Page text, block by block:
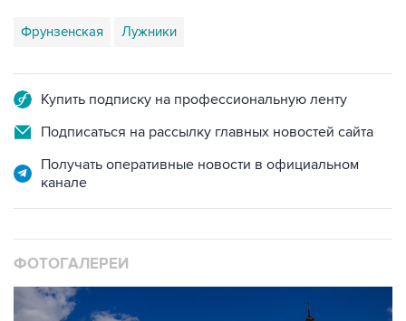
Фрунзенская Лужники
Купить подписку на профессиональную ленту
Подписаться на рассылку главных новостей сайта
Получать оперативные новости в официальном
канале
ФОТОГАЛЕРЕИ